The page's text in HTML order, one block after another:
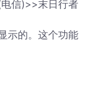
信)>>末日行者
示的。这个功能